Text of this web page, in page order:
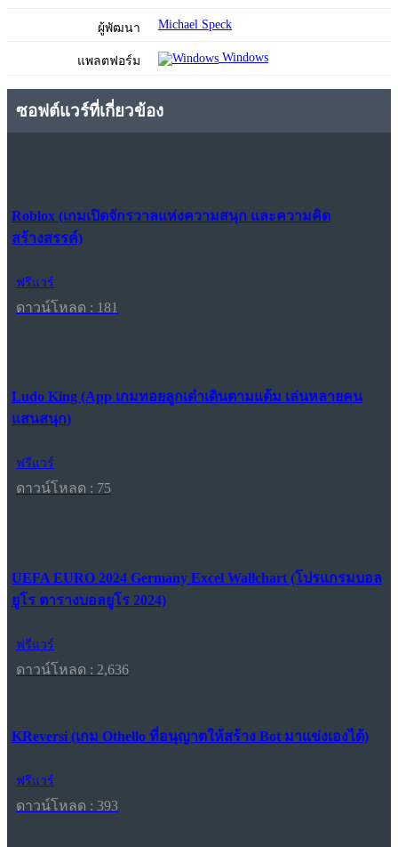
ผู้พัฒนา Michael Speck
แพลตฟอร์ม Windows
ซอฟต์แวร์ที่เกี่ยวข้อง
Roblox (เกมเปิดจักรวาลแห่งความสนุก และความคิด
สร้างสรรค์)
ฟรีแวร์
ดาวน์โหลด : 181
Ludo King (App เกมทอยลูกเต๋าเดินตามแต้ม เล่นหลายคน
แสนสนุก)
ฟรีแวร์
ดาวน์โหลด : 75
UEFA EURO 2024 Germany Excel Wallchart (โปรแกรมบอล
ยูโร ตารางบอลยูโร 2024)
ฟรีแวร์
ดาวน์โหลด : 2,636
KReversi (เกม Othello ที่อนุญาตให้สร้าง Bot มาแข่งเองได้)
ฟรีแวร์
ดาวน์โหลด : 393